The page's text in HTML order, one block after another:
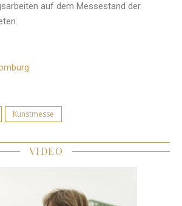
auf dem Messestand der
Kunstmesse
VIDEO